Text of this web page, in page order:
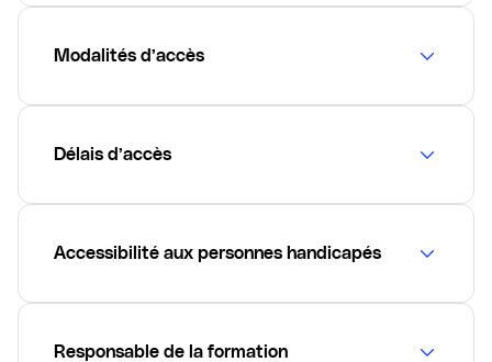
Modalités d’accès
Délais d’accès
Accessibilité aux personnes handicapés
Responsable de la formation